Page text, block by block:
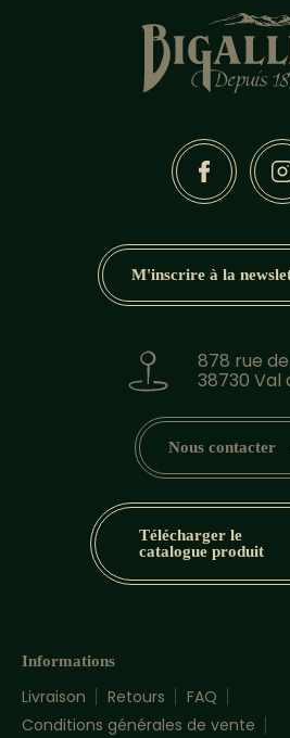
878 rue
38730 Val
Nous contacter
Informations
Livraison Retours
FAQ
Conditions générales de vente
M'inscrire à la
Télécharger le
catalogue produit